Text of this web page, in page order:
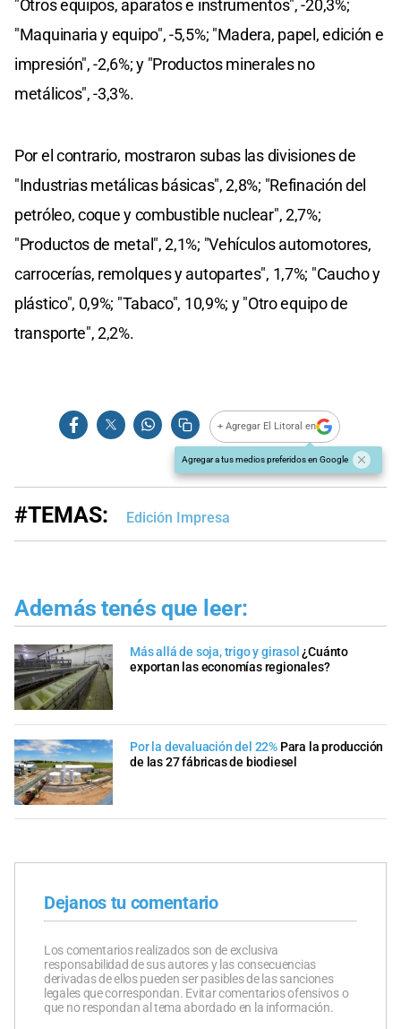
"Otros equipos, aparatos e instrumentos", -20,3%;
"Maquinaria y equipo", -5,5%; "Madera, papel, edición e
impresión", -2,6%; y "Productos minerales no
metálicos", -3,3%.
Por el contrario, mostraron subas las divisiones de
"Industrias metálicas básicas", 2,8%; "Refinación del
petróleo, coque y combustible nuclear", 2,7%;
"Productos de metal", 2,1%; "Vehículos automotores,
carrocerías, remolques y autopartes", 1,7%; "Caucho y
plástico", 0,9%; "Tabaco", 10,9%; y "Otro equipo de
transporte", 2,2%.
+ Agregar El Litoral en
Agregar a tus medios preferidos en Google
#TEMAS: Edición Impresa
Además tenés que leer:
Más allá de soja, trigo y girasol ¿Cuánto
exportan las economías regionales?
Por la devaluación del 22% Para la producción
de las 27 fábricas de biodiesel
Dejanos tu comentario
Los comentarios realizados son de exclusiva
responsabilidad de sus autores y las consecuencias
derivadas de ellos pueden ser pasibles de las sanciones
legales que correspondan. Evitar comentarios ofensivos o
que no respondan al tema abordado en la información.